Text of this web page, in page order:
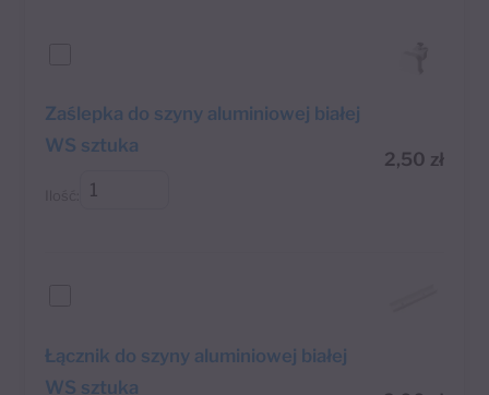
Zaślepka do szyny aluminiowej białej
WS sztuka
2,50 zł
Łącznik do szyny aluminiowej białej
WS sztuka